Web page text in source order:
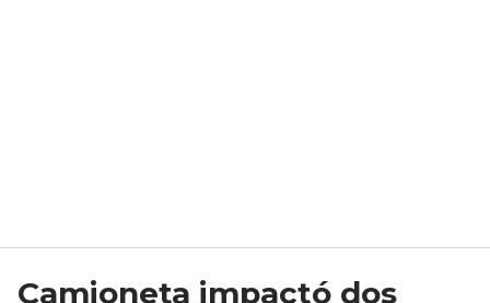
Camioneta impactó dos